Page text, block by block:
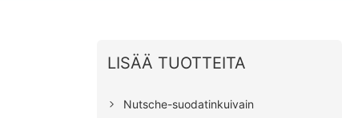
LISÄÄ TUOTTEITA
Nutsche-suodatinkuivain